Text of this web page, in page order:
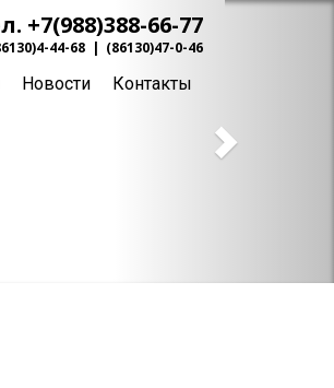
+7(988)388-66-77
44-68 | (86130)47-0-46
Новости Контакты